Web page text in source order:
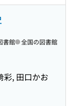
彩, 田口かお
書館 全国の図書館